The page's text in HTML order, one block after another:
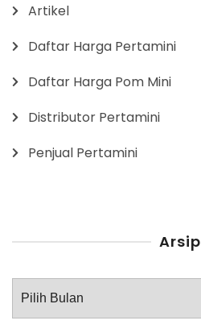
Artikel
Daftar Harga Pertamini
Daftar Harga Pom Mini
Distributor Pertamini
Penjual Pertamini
Arsip
Arsip